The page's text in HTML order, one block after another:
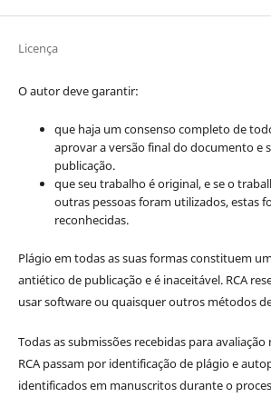
Licença
O autor deve garantir:
que haja um consenso completo de
aprovar a versão final do documento e
publicação.
que seu trabalho é original, e se o
outras pessoas foram utilizados, estas
reconhecidas.
Plágio em todas as suas formas constituem
antiético de publicação e é inaceitável. RCA
usar software ou quaisquer outros métodos
Todas as submissões recebidas para avaliação
RCA passam por identificação de plágio e
identificados em manuscritos durante o